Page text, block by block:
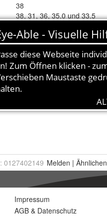
38
38, 31, 36, 35.0 und 33.5
0127402149 Melden | Ähnlichen
Impressum
AGB & Datenschutz